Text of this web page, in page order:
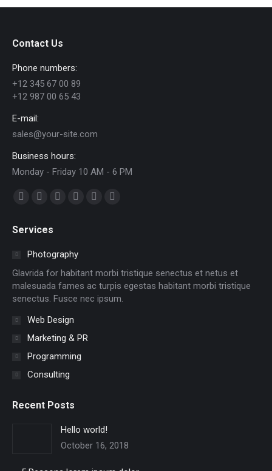
Contact Us
Phone numbers:
+12 345 67 00 89
+12 987 00 65 43
E-mail:
sales@your-site.com
Business hours:
Monday - Friday 10 AM - 6 PM
Find us on:
opens
window
opens
in
window
in
window
in
windowwindowwindow
Services
Photography
Glavrida for habitant morbi tristique senectus et netus et
malesuada fames ac turpis egestas habitant morbi tristique
senectus. Fusce nec ipsum.
Web Design
Marketing & PR
Programming
Consulting
Recent Posts
Hello world!
October 16, 2018